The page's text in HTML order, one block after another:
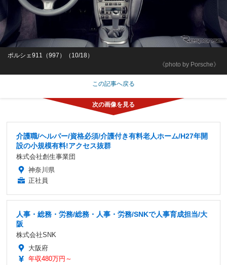
《photo by Porsche》
ポルシェ911（997）（10/18）
この記事へ戻る
介護職/ヘルパー/資格必須/介護付き有料老人ホーム/H27年開
設の小規模有料!アクセス抜群
株式会社創生事業団
神奈川県
正社員
人事・総務・労務/総務・人事・労務/SNKで人事育成担当/大
阪
株式会社SNK
大阪府
年収480万円～